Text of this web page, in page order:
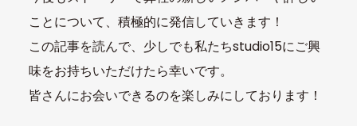
ことについて、積極的に発信していきます！
この記事を読んで、少しでも私たちstudio15にご興
味をお持ちいただけたら幸いです。
皆さんにお会いできるのを楽しみにしております！